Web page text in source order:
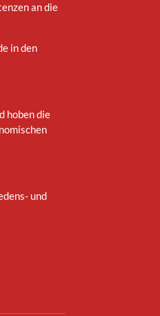
an die
in den
hoben die
und